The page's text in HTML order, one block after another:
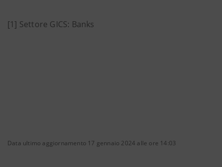
[1] Settore GICS: Banks
Data ultimo aggiornamento 17 gennaio 2024 alle ore 14:03